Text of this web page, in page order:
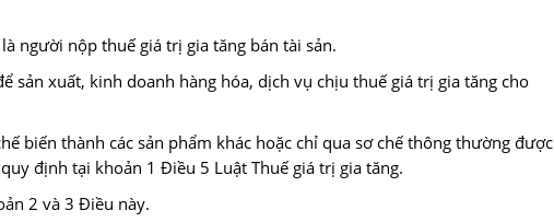
người nộp thuế giá trị gia tăng bán tài sản.
sản xuất, kinh doanh hàng hóa, dịch vụ chịu thuế giá trị gia tăng cho
biến thành các sản phẩm khác hoặc chỉ qua sơ chế thông thường được
định tại khoản 1 Điều 5 Luật Thuế giá trị gia tăng.
2 và 3 Điều này.